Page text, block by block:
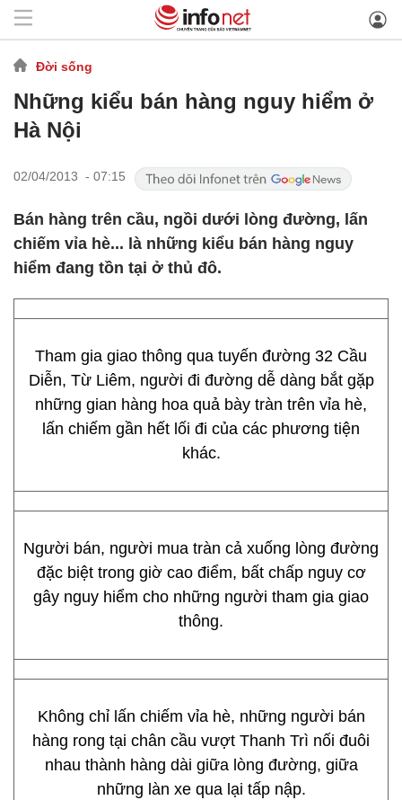
Đời sống
Những kiểu bán hàng nguy hiểm ở
Hà Nội
02/04/2013 - 07:15
Bán hàng trên cầu, ngồi dưới lòng đường, lấn
chiếm vỉa hè... là những kiểu bán hàng nguy
hiểm đang tồn tại ở thủ đô.
Tham gia giao thông qua tuyến đường 32 Cầu
Diễn, Từ Liêm, người đi đường dễ dàng bắt gặp
những gian hàng hoa quả bày tràn trên vỉa hè,
lấn chiếm gần hết lối đi của các phương tiện
khác.
Người bán, người mua tràn cả xuống lòng đường
đặc biệt trong giờ cao điểm, bất chấp nguy cơ
gây nguy hiểm cho những người tham gia giao
thông.
Không chỉ lấn chiếm vỉa hè, những người bán
hàng rong tại chân cầu vượt Thanh Trì nối đuôi
nhau thành hàng dài giữa lòng đường, giữa
những làn xe qua lại tấp nập.